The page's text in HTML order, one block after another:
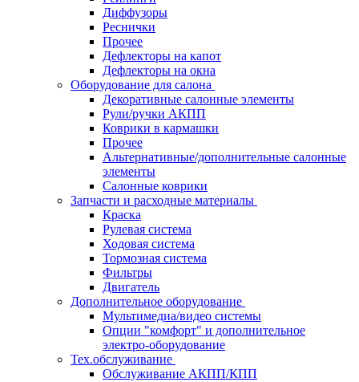
Диффузоры
Реснички
Прочее
Дефлекторы на капот
Дефлекторы на окна
Оборудование для салона
Декоративные салонные элементы
Рули/ручки АКПП
Коврики в кармашки
Прочее
Альтернативные/дополнительные салонные
элементы
Салонные коврики
Запчасти и расходные материалы
Краска
Рулевая система
Ходовая система
Тормозная система
Фильтры
Двигатель
Дополнительное оборудование
Мультимедиа/видео системы
Опции "комфорт" и дополнительное
электро-оборудование
Тех.обслуживание
Обслуживание АКПП/КПП